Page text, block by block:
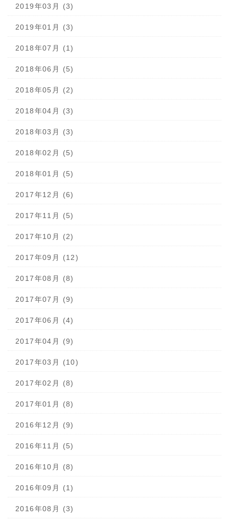
2019年03月 (3)
2019年01月 (3)
2018年07月 (1)
2018年06月 (5)
2018年05月 (2)
2018年04月 (3)
2018年03月 (3)
2018年02月 (5)
2018年01月 (5)
2017年12月 (6)
2017年11月 (5)
2017年10月 (2)
2017年09月 (12)
2017年08月 (8)
2017年07月 (9)
2017年06月 (4)
2017年04月 (9)
2017年03月 (10)
2017年02月 (8)
2017年01月 (8)
2016年12月 (9)
2016年11月 (5)
2016年10月 (8)
2016年09月 (1)
2016年08月 (3)